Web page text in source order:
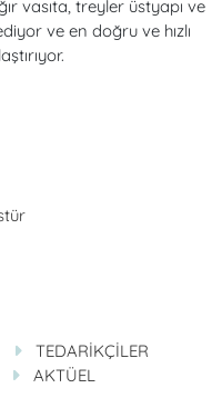
vasıta, treyler üstyapı ve
ve en doğru ve hızlı
TEDARİKÇİLER
AKTÜEL